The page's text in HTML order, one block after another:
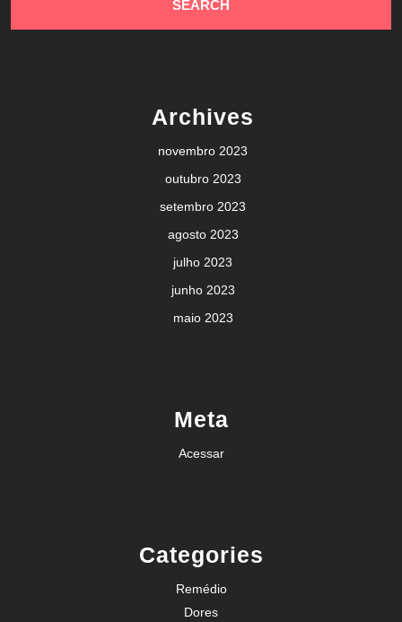
Archives
novembro 2023
outubro 2023
setembro 2023
agosto 2023
julho 2023
junho 2023
maio 2023
Meta
Acessar
Categories
Remédio
Dores